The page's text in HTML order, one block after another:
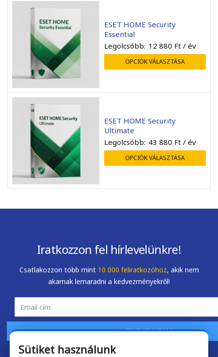
ESET HOME Security
Essential
Legolcsóbb: 12 880 Ft / év
OPCIÓK VÁLASZTÁSA
ESET HOME Security
Ultimate
Legolcsóbb: 43 880 Ft / év
OPCIÓK VÁLASZTÁSA
ment minden, a
sikeres volt.
Mihály Zombory
2026-05-22
már használatba sikerült
venni.
Zsolt Szálkai
Iratkozzon fel hírlevelünkre!
Csatlakozzon több mint 10 000 feliratkozóhoz, akik nem
akarnak lemaradni a kedvezményekről!
FELIRATKOZOM
Sütiket használunk